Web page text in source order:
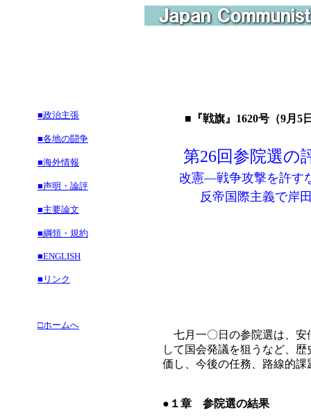
■政治主張
■各地の闘争
■海外情報
■声明・論評
■主要論文
■綱領・規約
■ENGLISH
■リンク
□ホームへ
■『戦旗』1620号（9月5
第26回参院選の
改憲―戦争攻撃を許
反帝国際主義で岸田
七月一〇日の参院選は、安
して国会発議を狙うなど、
価し、今後の任務、路線的
●１章 参院選の結果